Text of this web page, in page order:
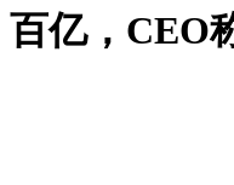
百亿，CEO